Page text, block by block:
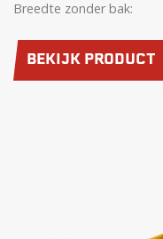
Breedte zonder bak:
BEKIJK PRODUCT